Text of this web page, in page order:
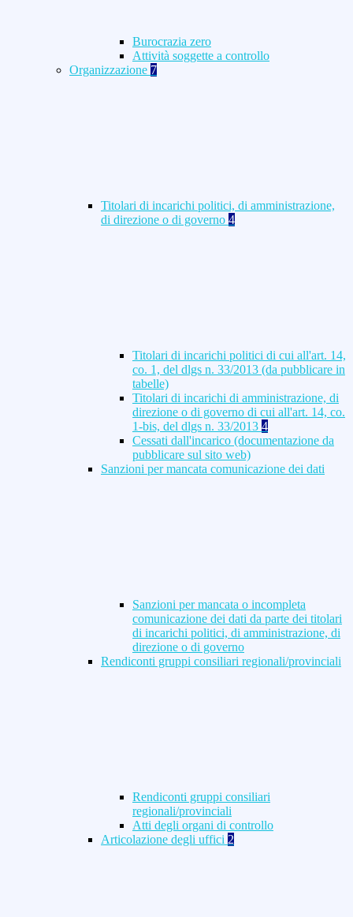
Burocrazia zero
Attività soggette a controllo
Organizzazione 7
Titolari di incarichi politici, di amministrazione,
di direzione o di governo 4
Titolari di incarichi politici di cui all'art. 14,
co. 1, del dlgs n. 33/2013 (da pubblicare in
tabelle)
Titolari di incarichi di amministrazione, di
direzione o di governo di cui all'art. 14, co.
1-bis, del dlgs n. 33/2013 4
Cessati dall'incarico (documentazione da
pubblicare sul sito web)
Sanzioni per mancata comunicazione dei dati
Sanzioni per mancata o incompleta
comunicazione dei dati da parte dei titolari
di incarichi politici, di amministrazione, di
direzione o di governo
Rendiconti gruppi consiliari regionali/provinciali
Rendiconti gruppi consiliari
regionali/provinciali
Atti degli organi di controllo
Articolazione degli uffici 2